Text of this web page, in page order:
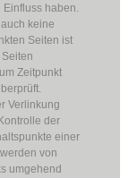
haben.
keine
Seiten ist
Zeitpunkt
Verlinkung
der
einer
von
umgehend